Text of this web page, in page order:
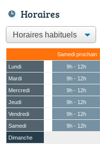
Horaires
Samedi prochain :
Lundi 9h - 12h
Mardi
9h - 12h
Mercredi
9h - 12h
Jeudi
9h - 12h
Vendredi
9h - 12h
Samedi
9h - 12h
Dimanche